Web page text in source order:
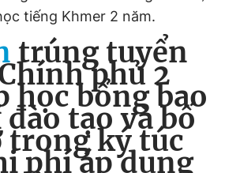
tiếng Khmer 2 năm.
trúng tuyển
phủ 2
học bổng bao
tạo và bố
trong ký túc
phí áp dụng